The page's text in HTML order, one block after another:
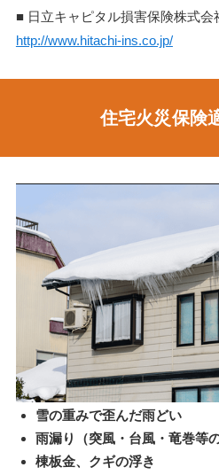
■日立キャピタル損害保険株式会
http://www.hitachi-ins.co.jp/
住宅火災保険
雪の重みで歪んだ雨どい
雨漏り（突風・台風・竜巻等
棟板金、クギの浮き